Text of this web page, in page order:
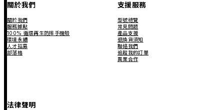
關於我們
關於我們
服務據點
100% 循環再生防摔手機殼
環境永續
人才招募
部落格
支援服務
型號總覽
常見問題
產品支援
退換貨須知
聯絡我們
追蹤我的訂單
異業合作
法律聲明